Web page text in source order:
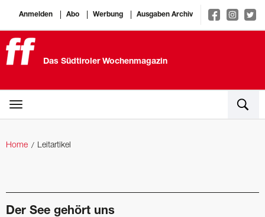
Anmelden Abo Werbung Ausgaben Archiv
Das Südtiroler Wochenmagazin
Home Leitartikel
Der See gehört uns